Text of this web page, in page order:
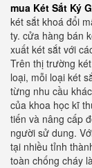
mua Két Sắt Ký
két sắt khoá đổi
ty. cửa hàng bán
xuất két sắt với
Trên thị trường
loại, mỗi loại két
từng nhu cầu
của khoa học kĩ
tiến và nâng cấp
người sử dung.
tại nhiều tỉnh
toàn chống cháy